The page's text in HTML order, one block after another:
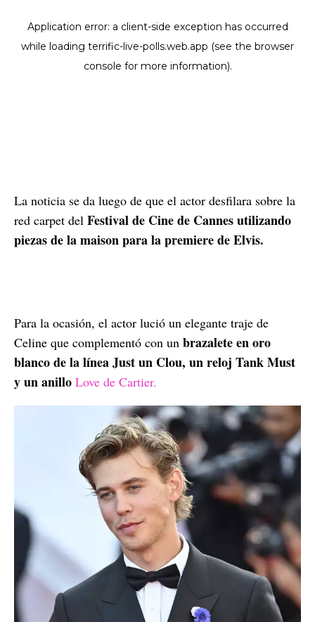
La noticia se da luego de que el actor desfilara sobre la
red carpet del Festival de Cine de Cannes utilizando
piezas de la maison para la premiere de Elvis.
Para la ocasión, el actor lució un elegante traje de
Celine que complementó con un brazalete en oro
blanco de la línea Just un Clou, un reloj Tank Must
y un anillo Love de Cartier.